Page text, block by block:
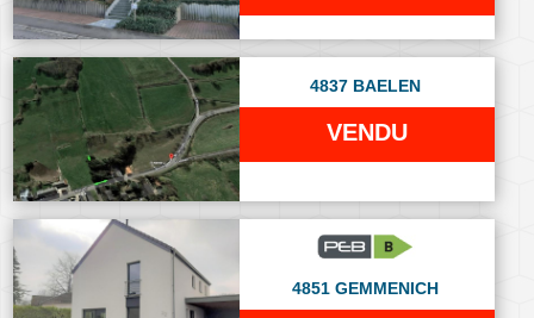
4837 BAELEN
VENDU
4851 GEMMENICH